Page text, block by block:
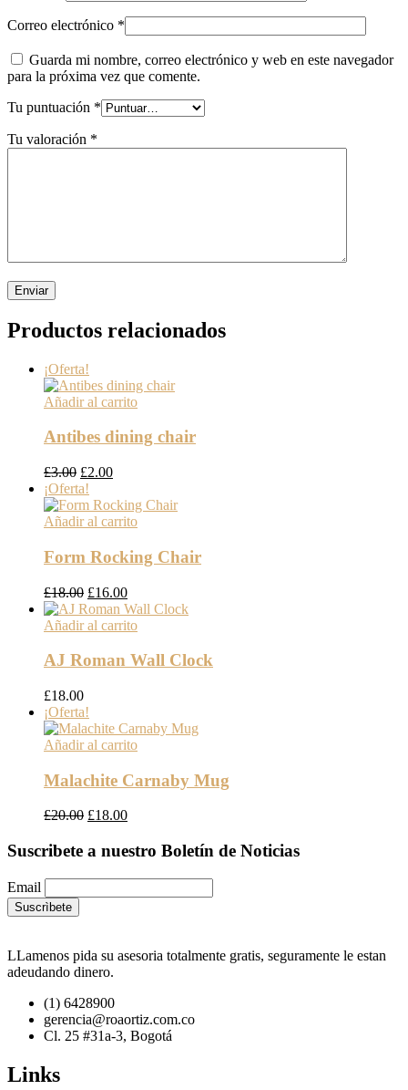
Correo electrónico *
Guarda mi nombre, correo electrónico y web en este navegador
para la próxima vez que comente.
Tu puntuación *
Tu valoración *
Productos relacionados
¡Oferta!
Añadir al carrito
Antibes dining chair
£3.00 El
precio
original
era:
£2.00El
actual
es:
¡Oferta!
Añadir al carrito
Form Rocking Chair
£18.00 El
precio
original
£18.00.
£16.00El
precio
actual
£16.00.
Añadir al carrito
AJ Roman Wall Clock
£18.00
¡Oferta!
Añadir al carrito
Malachite Carnaby Mug
£20.00 El
original
£20.00.
£18.00El
actual
£18.00.
Suscribete a nuestro Boletín de Noticias
Email
LLamenos pida su asesoria totalmente gratis, seguramente le estan
adeudando dinero.
(1) 6428900
gerencia@roaortiz.com.co
Cl. 25 #31a-3, Bogotá
Links